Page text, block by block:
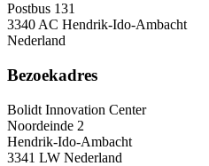
Postbus 131
3340 AC Hendrik-Ido-Ambacht
Nederland
Bezoekadres
Bolidt Innovation Center
Noordeinde 2
Hendrik-Ido-Ambacht
3341 LW Nederland